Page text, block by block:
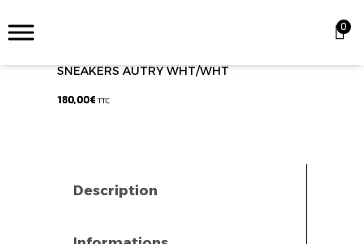
0
SNEAKERS AUTRY WHT/WHT
180,00€ TTC
Description